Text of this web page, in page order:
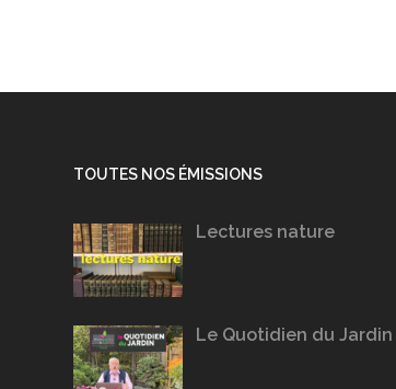
TOUTES NOS ÉMISSIONS
Lectures nature
Le Quotidien du Jardin